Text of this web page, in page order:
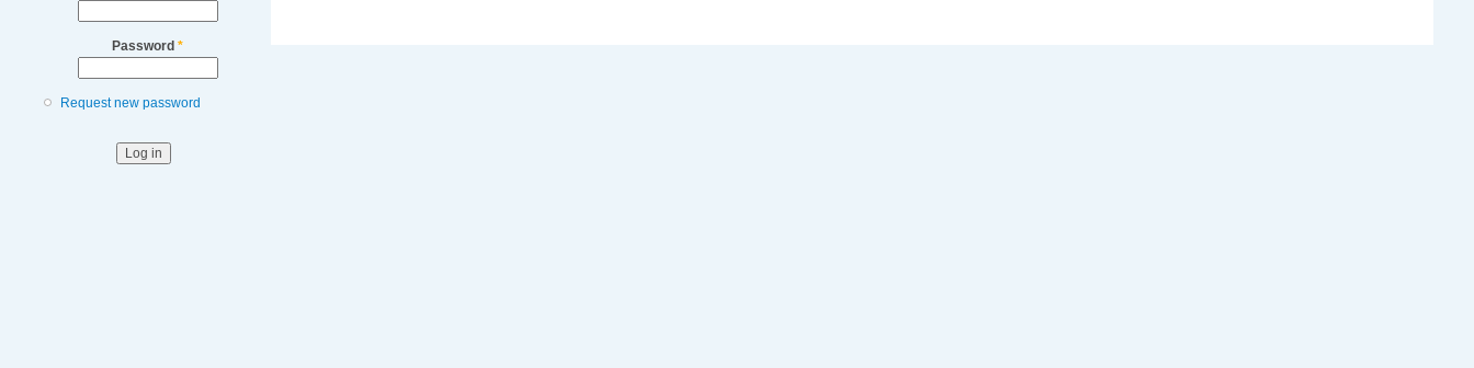
Password *
Request new password